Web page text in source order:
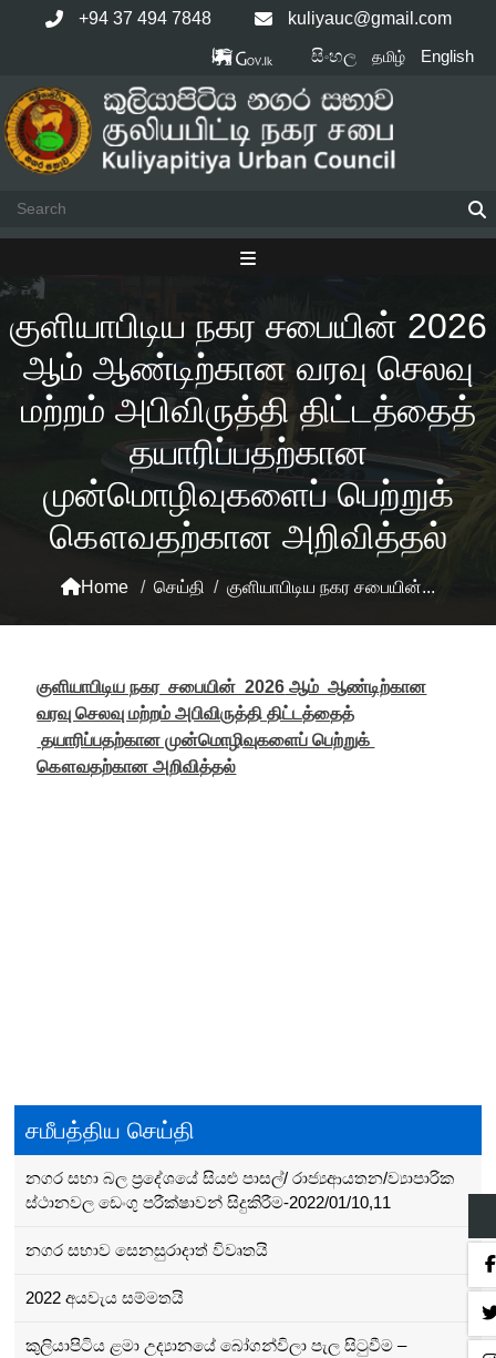
+94 37 494 7848 kuliyauc@gmail.com
සිංහල தமிழ் English
குளியாபிடிய நகர சபையின் 2026
ஆம் ஆண்டிற்கான வரவு செலவு
மற்றம் அபிவிருத்தி திட்டத்தைத்
தயாரிப்பதற்கான
முன்மொழிவுகளைப் பெற்றுக்
கௌவதற்கான அறிவித்தல்
Home / ​செய்தி / குளியாபிடிய நகர சபையின்...
குளியாபிடிய நகர சபையின் 2026 ஆம் ஆண்டிற்கான
வரவு செலவு மற்றம் அபிவிருத்தி திட்டத்தைத்
தயாரிப்பதற்கான முன்மொழிவுகளைப் பெற்றுக் ​
கௌவதற்கான அறிவித்தல்
சமீபத்திய செய்தி
නගර සභා බල ප්‍රදේශයේ සියළු පාසල්/ රාජ්‍යආයතන/ව්‍යාපාරික
ස්ථානවල ඩෙංගු පරීක්ෂාවන් සිදුකිරීම-2022/01/10,11
නගර සභාව සෙනසුරාදාත් විවෘතයි
2022 අයවැය සම්මතයි
කුලියාපිටිය ළමා උද්‍යානයේ බෝගන්විලා පැල සිටුවීම –